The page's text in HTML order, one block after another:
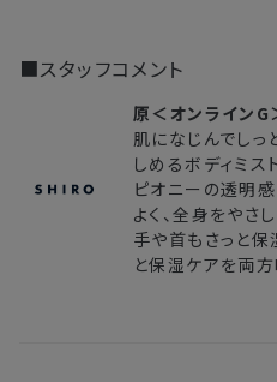
■スタッフコメント
原＜オンラインG
肌になじんでしっ
しめるボディミス
ピオニーの透明
よく、全身をやさ
手や首もさっと保
と保湿ケアを両方